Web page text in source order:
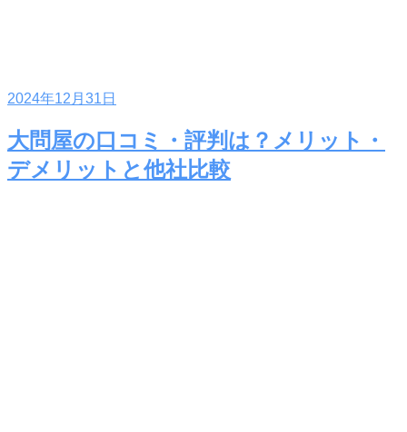
2024年12月31日
大問屋の口コミ・評判は？メリット・
デメリットと他社比較